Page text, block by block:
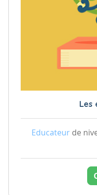
Les
Educateur de